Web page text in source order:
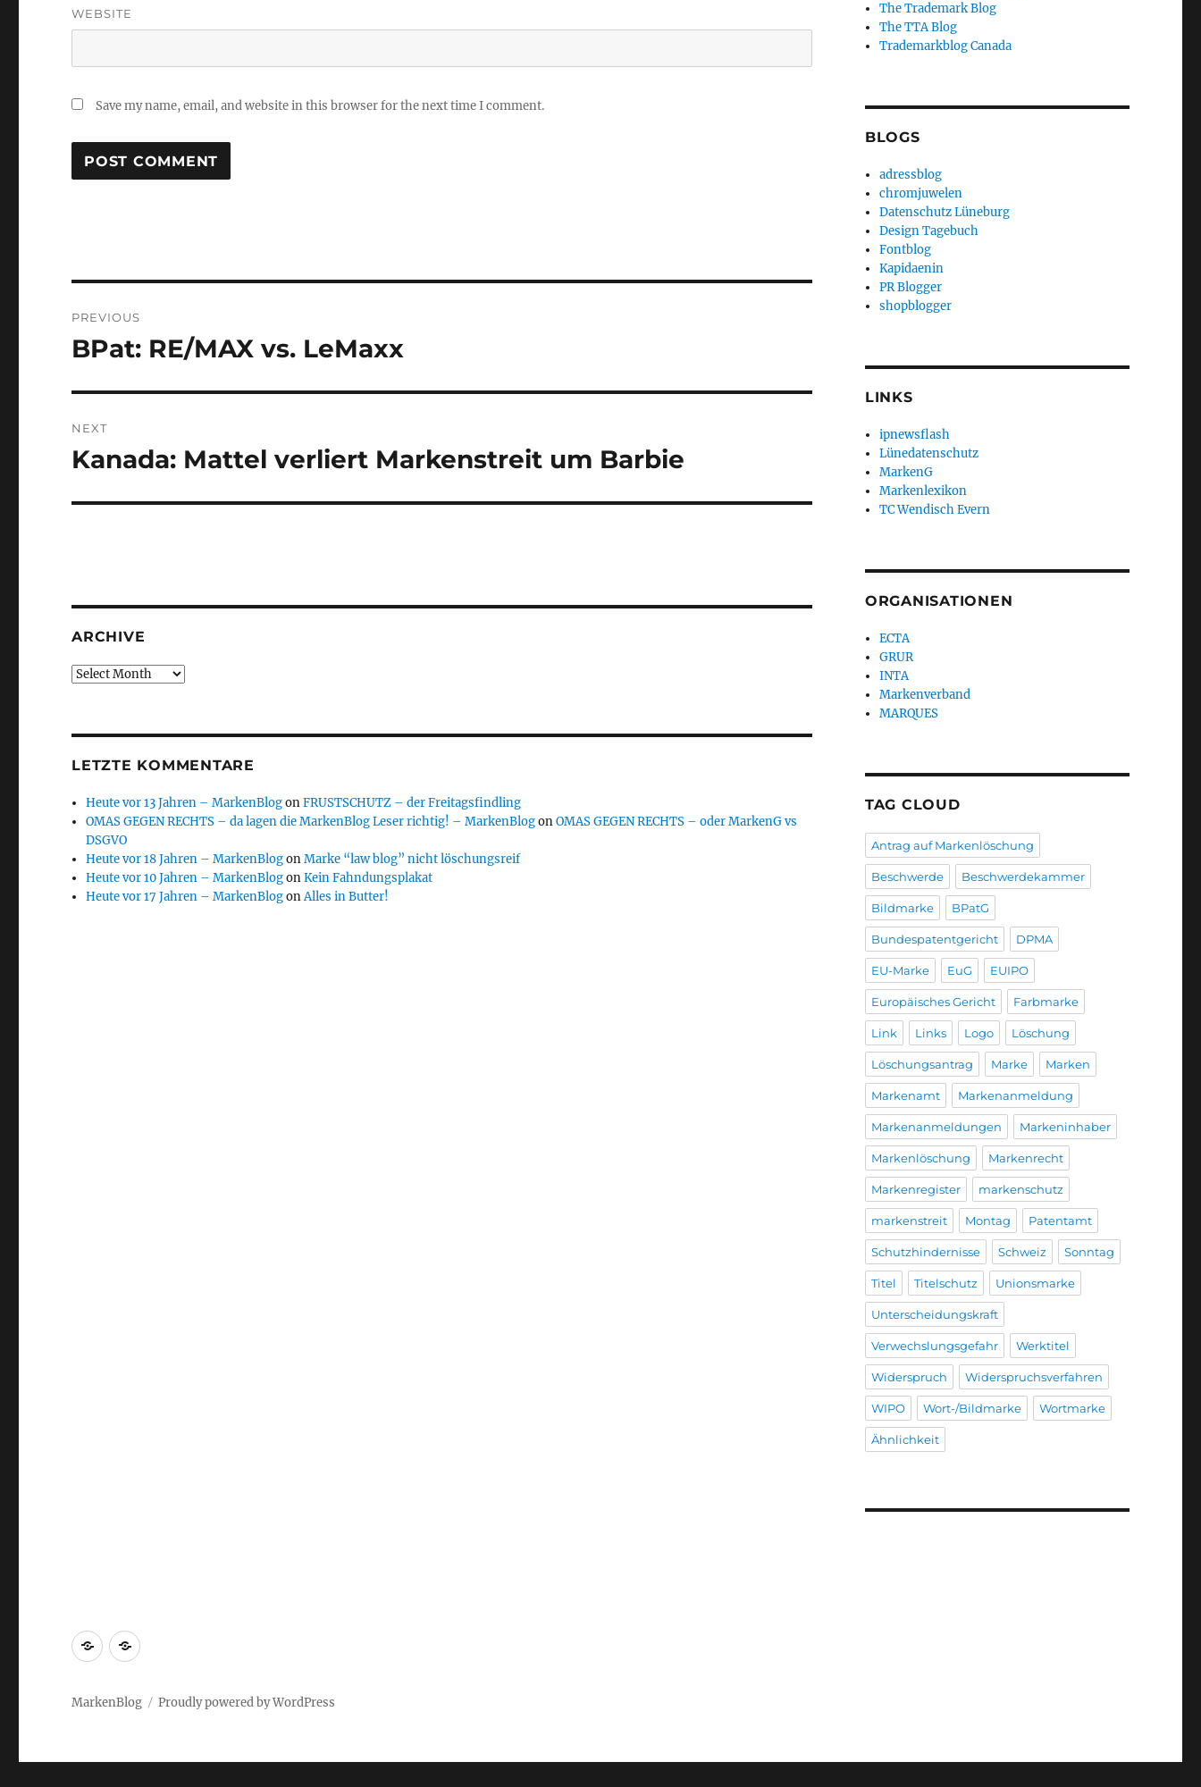
WEBSITE
Save my name, email, and website in this browser for the next time I comment.
navigation
PREVIOUS
Previous
BPat: RE/MAX vs. LeMaxx
NEXT
Next
Kanada: Mattel verliert Markenstreit um Barbie
ARCHIVE
Archive
LETZTE KOMMENTARE
Heute vor 13 Jahren – MarkenBlogonFRUSTSCHUTZ – der Freitagsfindling
OMAS GEGEN RECHTS – da lagen die MarkenBlog Leser richtig! – MarkenBlogonOMAS GEGEN RECHTS – oder MarkenG vs
DSGVO
Heute vor 18 Jahren – MarkenBlogonMarke “law blog” nicht löschungsreif
Heute vor 10 Jahren – MarkenBlogonKein Fahndungsplakat
Heute vor 17 Jahren – MarkenBlogonAlles in Butter!
The Trademark Blog
The TTA Blog
Trademarkblog Canada
BLOGS
adressblog
chromjuwelen
Datenschutz Lüneburg
Design Tagebuch
Fontblog
Kapidaenin
PR Blogger
shopblogger
LINKS
ipnewsflash
Lünedatenschutz
MarkenG
Markenlexikon
TC Wendisch Evern
ORGANISATIONEN
ECTA
GRUR
INTA
Markenverband
MARQUES
TAG CLOUD
Antrag auf Markenlöschung
Beschwerde Beschwerdekammer
Bildmarke BPatG
Bundespatentgericht DPMA
EU-Marke EuG EUIPO
Europäisches Gericht Farbmarke
Link Links Logo Löschung
Löschungsantrag Marke Marken
Markenamt Markenanmeldung
Markenanmeldungen Markeninhaber
Markenlöschung Markenrecht
Markenregister markenschutz
markenstreit Montag Patentamt
Schutzhindernisse Schweiz Sonntag
Titel Titelschutz Unionsmarke
Unterscheidungskraft
Verwechslungsgefahr Werktitel
Widerspruch Widerspruchsverfahren
WIPO Wort-/Bildmarke Wortmarke
Ähnlichkeit
Markenrecherche
Gastbeiträge
MarkenBlog Proudly powered by WordPress